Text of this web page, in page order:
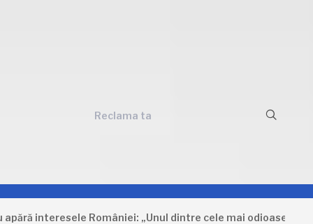
Reclama ta
României: „Unul dintre cele mai odioase documente